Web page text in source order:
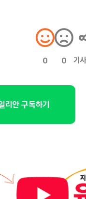
0 0 기
리안 구독하기